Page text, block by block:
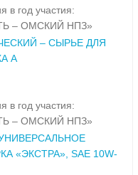
в год участия:
– ОМСКИЙ НПЗ»
– СЫРЬЕ ДЛЯ
А
в год участия:
– ОМСКИЙ НПЗ»
«ЭКСТРА», SAE 10W-